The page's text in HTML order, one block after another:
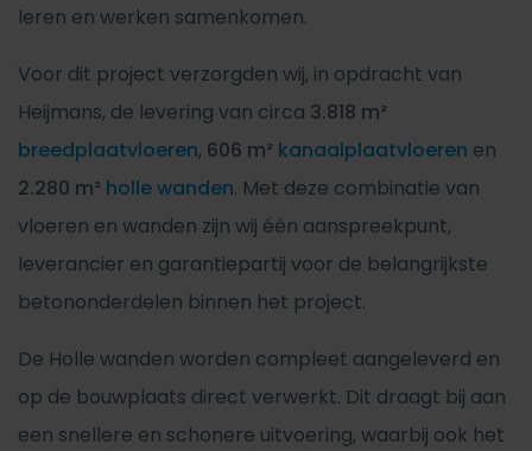
leren en werken samenkomen.
Voor dit project verzorgden wij, in opdracht van
Heijmans, de levering van circa 3.818 m²
breedplaatvloeren, 606 m² kanaalplaatvloeren en
2.280 m² holle wanden. Met deze combinatie van
vloeren en wanden zijn wij één aanspreekpunt,
leverancier en garantiepartij voor de belangrijkste
betononderdelen binnen het project.
De Holle wanden worden compleet aangeleverd en
op de bouwplaats direct verwerkt. Dit draagt bij aan
een snellere en schonere uitvoering, waarbij ook het